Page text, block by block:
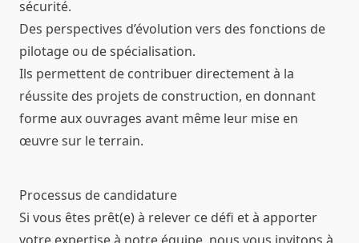
sécurité.
Des perspectives d’évolution vers des fonctions de
pilotage ou de spécialisation.
Ils permettent de contribuer directement à la
réussite des projets de construction, en donnant
forme aux ouvrages avant même leur mise en
œuvre sur le terrain.
Processus de candidature
Si vous êtes prêt(e) à relever ce défi et à apporter